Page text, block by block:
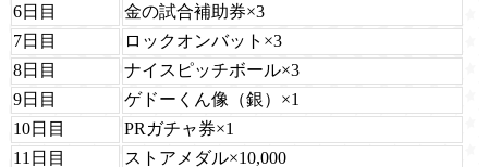
6日目
金の試合補助券×3
7日目
ロックオンバット×3
8日目
ナイスピッチボール×3
9日目
ゲドーくん像（銀）×1
10日目
PRガチャ券×1
11日目
ストアメダル×10,000